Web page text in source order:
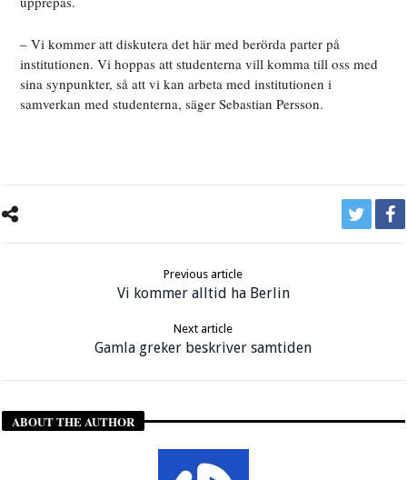
– Vi kommer att diskutera det här med berörda parter på
institutionen. Vi hoppas att studenterna vill komma till oss med
sina synpunkter, så att vi kan arbeta med institutionen i
samverkan med studenterna, säger Sebastian Persson.
Previous article
Vi kommer alltid ha Berlin
Next article
Gamla greker beskriver samtiden
ABOUT THE AUTHOR